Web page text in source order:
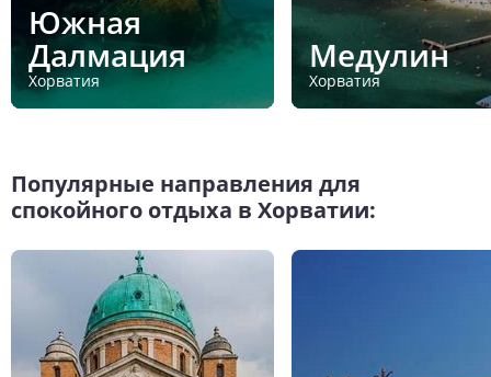
Южная
Далмация
Хорватия
Медулин
Хорватия
Популярные направления для
спокойного отдыха в Хорватии: